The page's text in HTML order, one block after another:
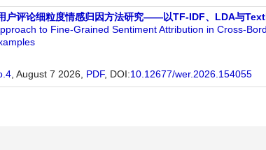
户评论细粒度情感归因方法研究——以TF-IDF、LDA与
to Fine-Grained Sentiment Attribution in Cross-
, August 7 2026, PDF, DOI:10.12677/wer.2026.154055